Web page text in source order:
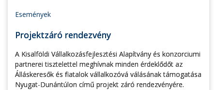
Események
Projektzáró rendezvény
A Kisalföldi Vállalkozásfejlesztési Alapítvány és konzorciumi
partnerei tisztelettel meghívnak minden érdeklődőt az
Álláskeresők és fiatalok vállalkozóvá válásának támogatása
Nyugat-Dunántúlon című projekt záró rendezvényére.